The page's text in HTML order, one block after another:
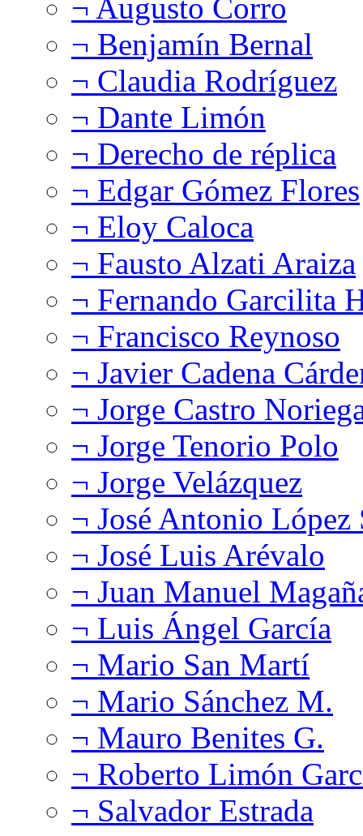
¬ Augusto Corro
¬ Benjamín Bernal
¬ Claudia Rodríguez
¬ Dante Limón
¬ Derecho de réplica
¬ Edgar Gómez Flores
¬ Eloy Caloca
¬ Fausto Alzati Araiza
¬ Fernando Garcilita
¬ Francisco Reynoso
¬ Javier Cadena
¬ Jorge Castro
¬ Jorge Tenorio Polo
¬ Jorge Velázquez
¬ José Antonio López
¬ José Luis Arévalo
¬ Juan Manuel
¬ Luis Ángel García
¬ Mario San Martí
¬ Mario Sánchez M.
¬ Mauro Benites G.
¬ Roberto Limón
¬ Salvador Estrada